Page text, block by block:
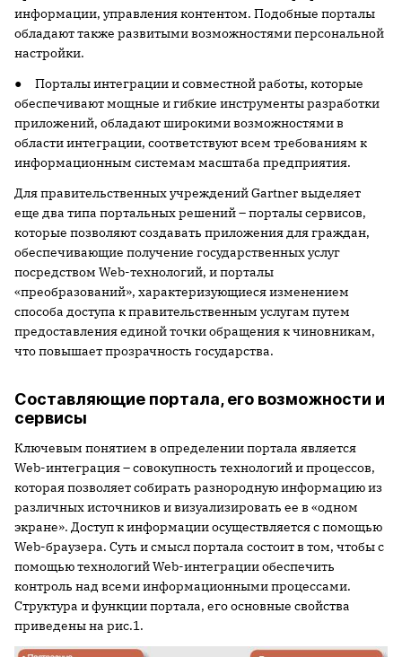
информации, управления контентом. Подобные порталы
обладают также развитыми возможностями персональной
настройки.
● Порталы интеграции и совместной работы, которые
обеспечивают мощные и гибкие инструменты разработки
приложений, обладают широкими возможностями в
области интеграции, соответствуют всем требованиям к
информационным системам масштаба предприятия.
Для правительственных учреждений Gartner выделяет
еще два типа портальных решений – порталы сервисов,
которые позволяют создавать приложения для граждан,
обеспечивающие получение государственных услуг
посредством Web-технологий, и порталы
«преобразований», характеризующиеся изменением
способа доступа к правительственным услугам путем
предоставления единой точки обращения к чиновникам,
что повышает прозрачность государства.
Составляющие портала, его возможности и
сервисы
Ключевым понятием в определении портала является
Web-интеграция – совокупность технологий и процессов,
которая позволяет собирать разнородную информацию из
различных источников и визуализировать ее в «одном
экране». Доступ к информации осуществляется с помощью
Web-браузера. Суть и смысл портала состоит в том, чтобы с
помощью технологий Web-интеграции обеспечить
контроль над всеми информационными процессами.
Структура и функции портала, его основные свойства
приведены на рис.1.